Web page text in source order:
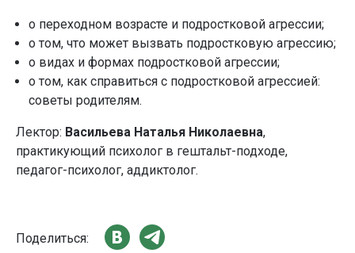
о переходном возрасте и подростковой агрессии;
о том, что может вызвать подростковую агрессию;
о видах и формах подростковой агрессии;
о том, как справиться с подростковой агрессией:
советы родителям.
Лектор: Васильева Наталья Николаевна,
практикующий психолог в гештальт-подходе,
педагог-психолог, аддиктолог.
Поделиться: